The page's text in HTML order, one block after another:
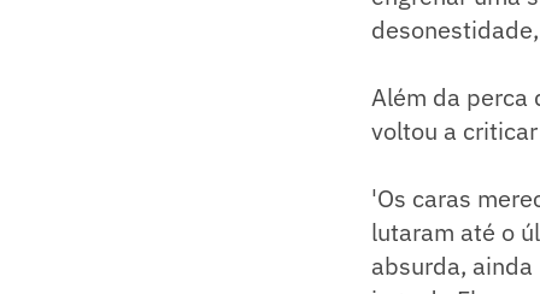
Além da perca
voltou a
'Os caras
lutaram até o
absurda,